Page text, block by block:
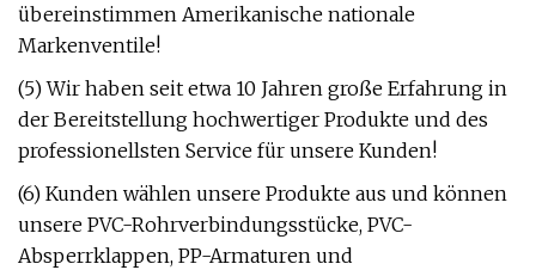
übereinstimmen Amerikanische nationale
Markenventile!
(5) Wir haben seit etwa 10 Jahren große Erfahrung in
der Bereitstellung hochwertiger Produkte und des
professionellsten Service für unsere Kunden!
(6) Kunden wählen unsere Produkte aus und können
unsere PVC-Rohrverbindungsstücke, PVC-
Absperrklappen, PP-Armaturen und